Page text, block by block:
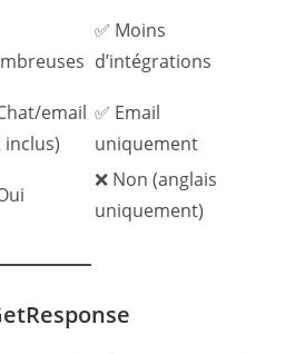
✅ Moins
d’intégrations
email
inclus)
✅ Email
uniquement
❌ Non (anglais
uniquement)